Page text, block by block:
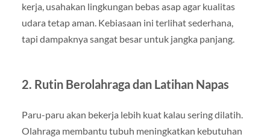
kerja, usahakan lingkungan bebas asap agar kualitas
udara tetap aman. Kebiasaan ini terlihat sederhana,
tapi dampaknya sangat besar untuk jangka panjang.
2. Rutin Berolahraga dan Latihan Napas
Paru-paru akan bekerja lebih kuat kalau sering dilatih.
Olahraga membantu tubuh meningkatkan kebutuhan